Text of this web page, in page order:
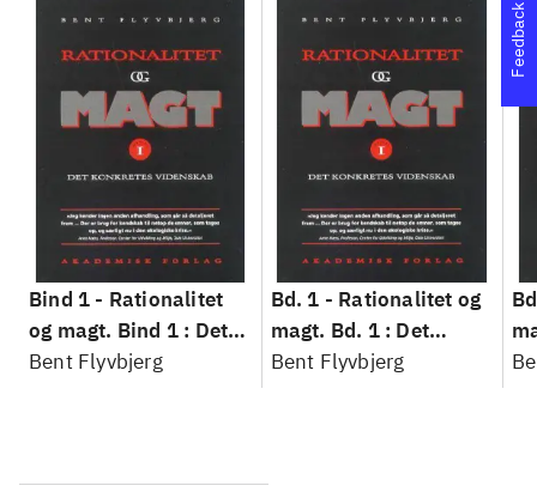
Bind 1 - Rationalitet
og magt. Bind 1 : Det
konkretes videnskab
Bent Flyvbjerg
Bd. 1 - Rationalitet og
magt. Bd. 1 : Det
konkretes videnskab
Bent Flyvbjerg
Feedback